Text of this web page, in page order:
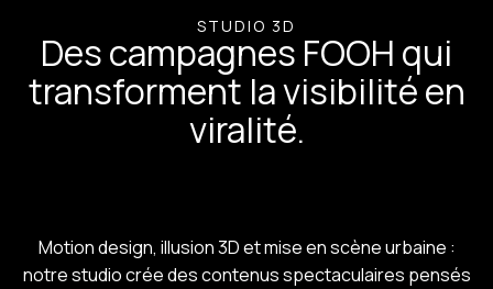
STUDIO 3D
Des campagnes FOOH qui
transforment la visibilité en
viralité.
Motion design, illusion 3D et mise en scène urbaine :
notre studio crée des contenus spectaculaires pensés